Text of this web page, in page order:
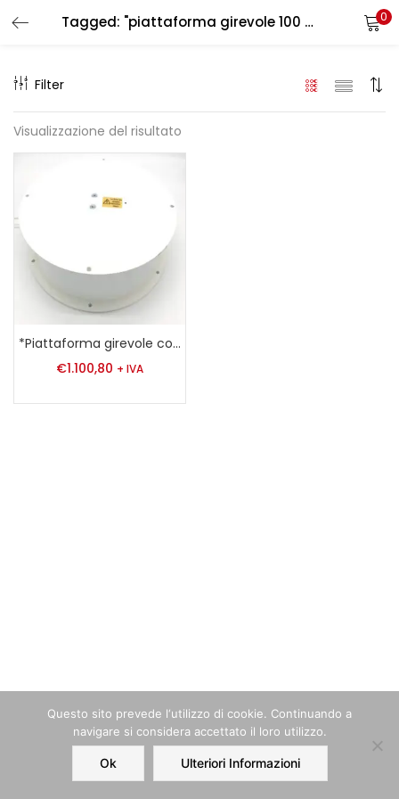
Tagged: "piattaforma girevole 100 kg" 0
Home Order Account
Filter
Visualizzazione del risultato
*Piattaforma girevole con capacità di carico di 100 kg
€1.100,80 + IVA
LOGIN REGISTER
Enter your username and password to login.
Remember me
Questo sito prevede l‘utilizzo di cookie. Continuando a
navigare si considera accettato il loro utilizzo.
Ok Ulteriori Informazioni